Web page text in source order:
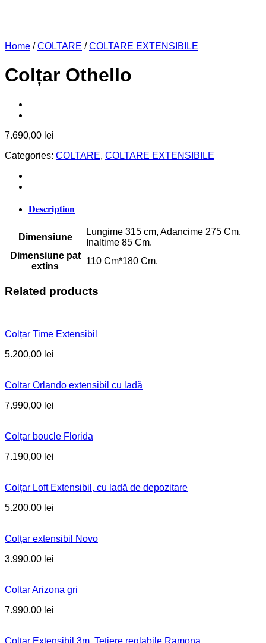
Home / COLTARE / COLTARE EXTENSIBILE
Colțar Othello
7.690,00 lei
Categories: COLTARE, COLTARE EXTENSIBILE
Description
Dimensiune
Lungime 315 cm, Adancime 275 Cm,
Inaltime 85 Cm.
Dimensiune pat
extins
110 Cm*180 Cm.
Related products
Colțar Time Extensibil
5.200,00 lei
Coltar Orlando extensibil cu ladă
7.990,00 lei
Colțar boucle Florida
7.190,00 lei
Colțar Loft Extensibil, cu ladă de depozitare
5.200,00 lei
Colțar extensibil Novo
3.990,00 lei
Coltar Arizona gri
7.990,00 lei